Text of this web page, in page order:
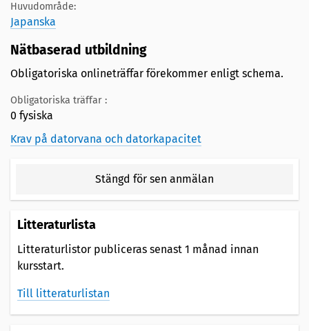
Huvudområde:
Japanska
Nätbaserad utbildning
Obligatoriska onlineträffar förekommer enligt schema.
Obligatoriska träffar :
0 fysiska
Krav på datorvana och datorkapacitet
Stängd för sen anmälan
Litteraturlista
Litteraturlistor publiceras senast 1 månad innan
kursstart.
Till litteraturlistan